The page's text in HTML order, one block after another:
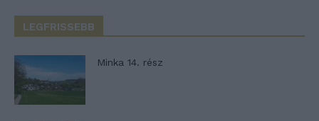
LEGFRISSEBB
Minka 14. rész